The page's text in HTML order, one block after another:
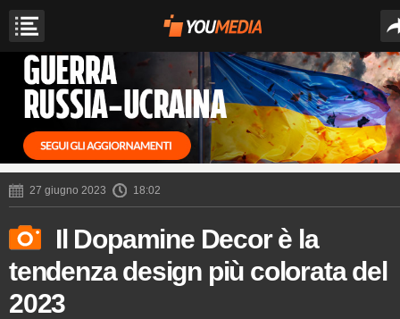
27 giugno 2023 18:02
Il Dopamine Decor è la
tendenza design più colorata del
2023